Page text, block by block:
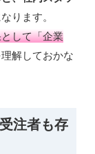
ります。
して「企業
解しておかな
注者も存